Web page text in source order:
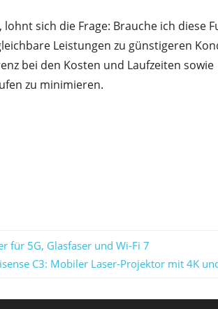
sich die Frage: Brauche ich diese
Leistungen zu günstigeren
bei den Kosten und Laufzeiten sowie
zu minimieren.
für 5G, Glasfaser und Wi-Fi 7
C3: Mobiler Laser-Projektor mit 4K